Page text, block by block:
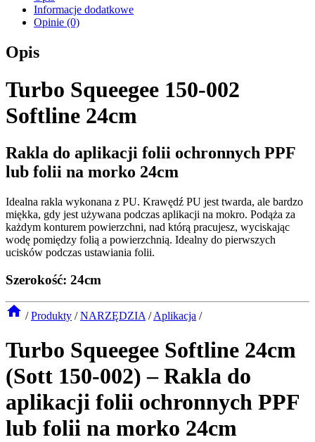
Informacje dodatkowe
Opinie (0)
Opis
Turbo Squeegee 150-002
Softline 24cm
Rakla do aplikacji folii ochronnych PPF
lub folii na morko 24cm
Idealna rakla wykonana z PU. Krawędź PU jest twarda, ale bardzo
miękka, gdy jest używana podczas aplikacji na mokro. Podąża za
każdym konturem powierzchni, nad którą pracujesz, wyciskając
wodę pomiędzy folią a powierzchnią. Idealny do pierwszych
ucisków podczas ustawiania folii.
Szerokość: 24cm
/ Produkty / NARZĘDZIA / Aplikacja /
Turbo Squeegee Softline 24cm
(Sott 150-002) – Rakla do
aplikacji folii ochronnych PPF
lub folii na morko 24cm